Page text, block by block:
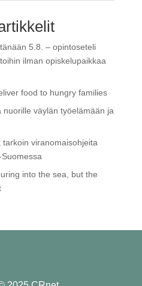
5.8. – opintoseteli
ilman opiskelupaikkaa
food to hungry families
nuorille väylän työelämään ja
viranomaisohjeita
into the sea, but the